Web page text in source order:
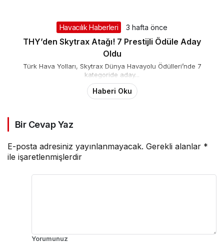
Havacılık Haberleri
THY’den Skytrax Atağı! 7 Prestijli Ödüle Aday
Oldu
Türk Hava Yolları, Skytrax Dünya Havayolu Ödülleri’nde 7
kategoride aday...
Bir Cevap Yaz